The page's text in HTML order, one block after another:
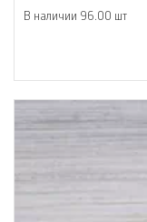
В наличии 96.00 шт